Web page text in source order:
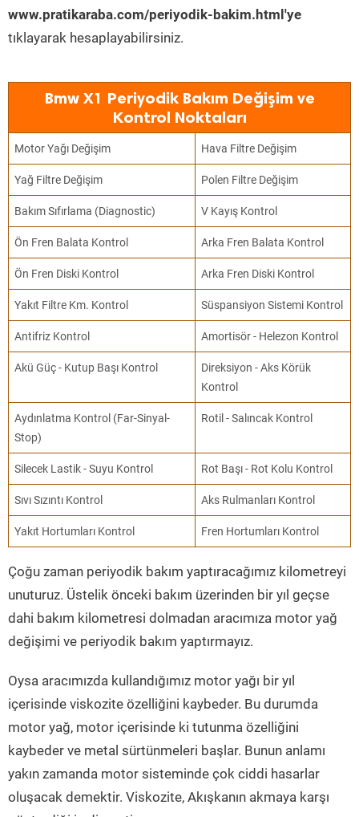
www.pratikaraba.com/periyodik-bakim.html'ye
tıklayarak hesaplayabilirsiniz.
Bmw X1 Periyodik Bakım Değişim ve
Kontrol Noktaları
Motor Yağı Değişim Hava Filtre Değişim
Yağ Filtre Değişim Polen Filtre Değişim
Bakım Sıfırlama (Diagnostic) V Kayış Kontrol
Ön Fren Balata Kontrol Arka Fren Balata Kontrol
Ön Fren Diski Kontrol Arka Fren Diski Kontrol
Yakıt Filtre Km. Kontrol Süspansiyon Sistemi Kontrol
Antifriz Kontrol Amortisör - Helezon Kontrol
Akü Güç - Kutup Başı Kontrol
Direksiyon - Aks Körük
Kontrol
Aydınlatma Kontrol (Far-Sinyal-
Stop)
Rotil - Salıncak Kontrol
Silecek Lastik - Suyu Kontrol Rot Başı - Rot Kolu Kontrol
Sıvı Sızıntı Kontrol Aks Rulmanları Kontrol
Yakıt Hortumları Kontrol Fren Hortumları Kontrol
Çoğu zaman periyodik bakım yaptıracağımız kilometreyi
unuturuz. Üstelik önceki bakım üzerinden bir yıl geçse
dahi bakım kilometresi dolmadan aracımıza motor yağ
değişimi ve periyodik bakım yaptırmayız.
Oysa aracımızda kullandığımız motor yağı bir yıl
içerisinde viskozite özelliğini kaybeder. Bu durumda
motor yağ, motor içerisinde ki tutunma özelliğini
kaybeder ve metal sürtünmeleri başlar. Bunun anlamı
yakın zamanda motor sisteminde çok ciddi hasarlar
oluşacak demektir. Viskozite, Akışkanın akmaya karşı